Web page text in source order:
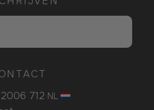
712 NL